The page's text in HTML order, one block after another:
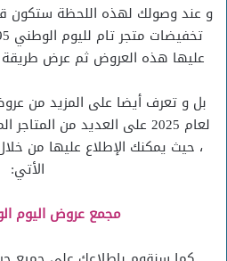
و عند وصولك لهذه اللحظة ستكون
عليها هذه العروض ثم عرض طريقة
بل و تعرف أيضا على المزيد من
لعام 2025 على العديد من
، حيث يمكنك الإطلاع عليها من
الأتي:
مجمع عروض اليوم